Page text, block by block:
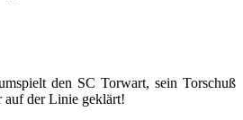
den SC Torwart, sein Torschuß
auf der Linie geklärt!